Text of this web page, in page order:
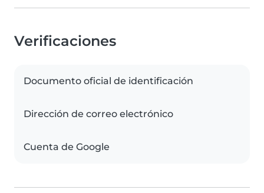
Verificaciones
Documento oficial de identificación
Dirección de correo electrónico
Cuenta de Google